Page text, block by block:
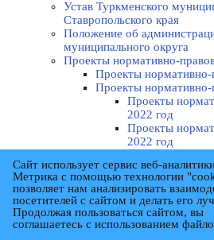
Устав Туркменского
Ставропольского края
Положение об
муниципального округа
Проекты нормативно-
Проекты нормативно-
Проекты нормативно-
Проекты
2022 год
Проекты
2022 год
Проекты
2023 год
Проекты
2023 год
Проекты
Сайт использует сервис веб-
Метрика с помощью технологии
позволяет нам анализировать
посетителей с сайтом и делать его
Продолжая пользоваться сайтом, вы
соглашаетесь с использованием